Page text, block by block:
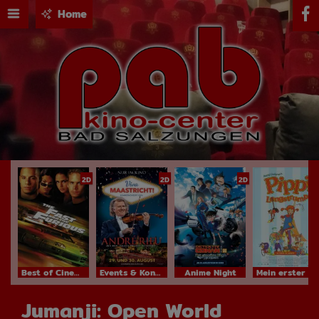
Home
2D
Best of Cinema
2D
Events & Konzerte
2D
Anime Night
Jumanji: Open World